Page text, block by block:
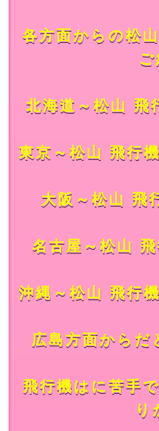
各方面からの松
北海道～松山 飛
東京～松山 飛行
大阪～松山 飛
名古屋～松山
沖縄～松山 飛行
広島方面からだ
飛行機はに苦手
り